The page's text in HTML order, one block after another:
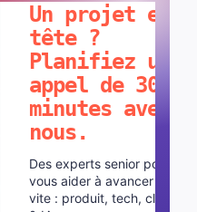
Un projet en
tête ?
Planifiez un
appel de 30
minutes avec
nous.
Des experts senior pour
vous aider à avancer plus
vite : produit, tech, cloud